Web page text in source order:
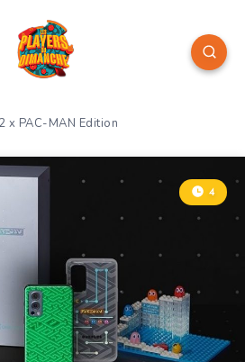
x PAC-MAN Edition
4